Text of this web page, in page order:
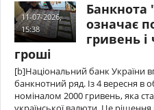
11-07-2026,
15:38
означає
гривень і
гроші
[b]Національний банк України
банкнотний ряд. Із 4 вересня в
номіналом 2000 гривень, яка